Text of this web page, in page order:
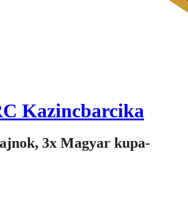
Kazincbarcika
3x Magyar kupa-